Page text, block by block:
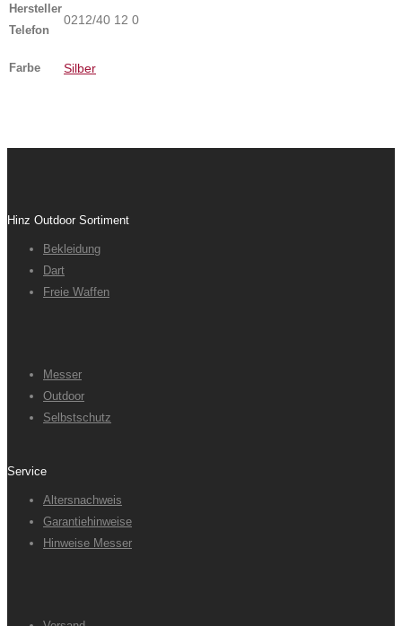
Hersteller
Telefon
0212/40 12 0
Farbe Silber
Hinz Outdoor Sortiment
Bekleidung
Dart
Freie Waffen
Messer
Outdoor
Selbstschutz
Service
Altersnachweis
Garantiehinweise
Hinweise Messer